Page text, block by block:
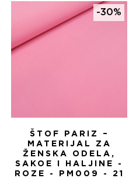
била:
770,00 RSD.
-30%
ŠTOF PARIZ –
MATERIJAL ZA
ŽENSKA ODELA,
SAKOE I HALJINE -
ROZE - PM009 - 21